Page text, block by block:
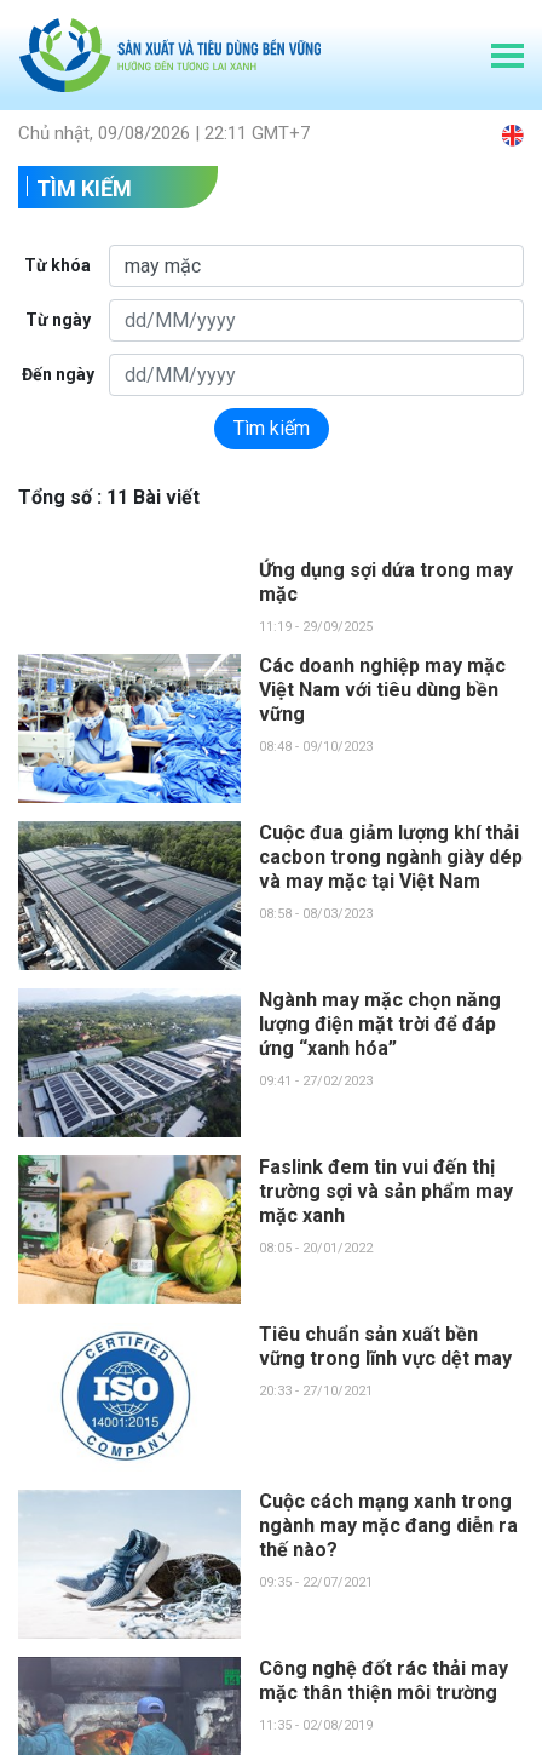
Chủ nhật, 09/08/2026 | 22:11 GMT+7
TÌM KIẾM
Từ khóa
Từ ngày
Đến ngày
Tìm kiếm
Tổng số : 11 Bài viết
Ứng dụng sợi dứa trong may
mặc
11:19 - 29/09/2025
Các doanh nghiệp may mặc
Việt Nam với tiêu dùng bền
vững
08:48 - 09/10/2023
Cuộc đua giảm lượng khí thải
cacbon trong ngành giày dép
và may mặc tại Việt Nam
08:58 - 08/03/2023
Ngành may mặc chọn năng
lượng điện mặt trời để đáp
ứng “xanh hóa”
09:41 - 27/02/2023
Faslink đem tin vui đến thị
trường sợi và sản phẩm may
mặc xanh
08:05 - 20/01/2022
Tiêu chuẩn sản xuất bền
vững trong lĩnh vực dệt may
20:33 - 27/10/2021
Cuộc cách mạng xanh trong
ngành may mặc đang diễn ra
thế nào?
09:35 - 22/07/2021
Công nghệ đốt rác thải may
mặc thân thiện môi trường
11:35 - 02/08/2019